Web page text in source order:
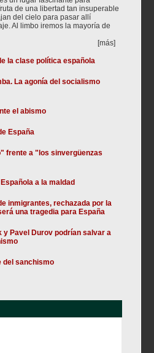
de una libertad tan insuperable
del cielo para pasar allí
Al limbo iremos la mayoría de
[más]
la clase política española
La agonía del socialismo
el abismo
España
frente a "los sinvergüenzas
a la maldad
inmigrantes, rechazada por la
una tragedia para España
y Pavel Durov podrían salvar a
del sanchismo